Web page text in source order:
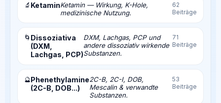
🔬 KetaminKetamin — Wirkung, K-Hole,
medizinische Nutzung.
62
Beiträge
🌀 Dissoziativa
(DXM,
Lachgas, PCP)
DXM, Lachgas, PCP und
andere dissoziativ wirkende
Substanzen.
71
Beiträge
🔮Phenethylamine
(2C-B, DOB...)
2C-B, 2C-I, DOB,
Mescalin & verwandte
Substanzen.
53
Beiträge